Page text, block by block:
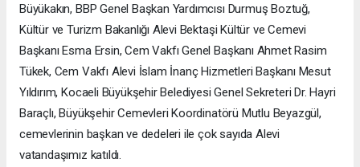
Büyükakın, BBP Genel Başkan Yardımcısı Durmuş Boztuğ,
Kültür ve Turizm Bakanlığı Alevi Bektaşi Kültür ve Cemevi
Başkanı Esma Ersin, Cem Vakfı Genel Başkanı Ahmet Rasim
Tükek, Cem Vakfı Alevi İslam İnanç Hizmetleri Başkanı Mesut
Yıldırım, Kocaeli Büyükşehir Belediyesi Genel Sekreteri Dr. Hayri
Baraçlı, Büyükşehir Cemevleri Koordinatörü Mutlu Beyazgül,
cemevlerinin başkan ve dedeleri ile çok sayıda Alevi
vatandaşımız katıldı.